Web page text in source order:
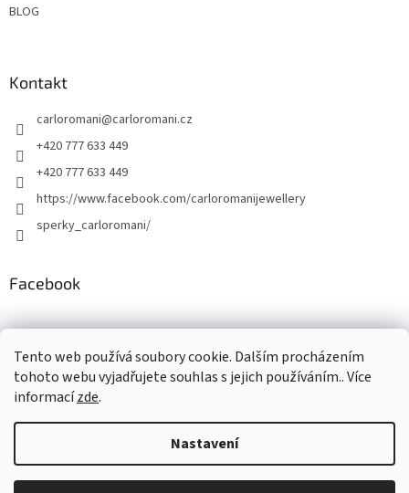
Tento web používá soubory cookie. Dalším procházením
tohoto webu vyjadřujete souhlas s jejich používáním.. Více
informacízde.
Nastavení
BLOG
Kontakt
carloromani@carloromani.cz
+420 777 633 449
+420 777 633 449
https://www.facebook.com/carloromanijewellery
sperky_carloromani/
Facebook
Instagram
Copyright 2026www.carloromani-shop.cz. Všechna práva